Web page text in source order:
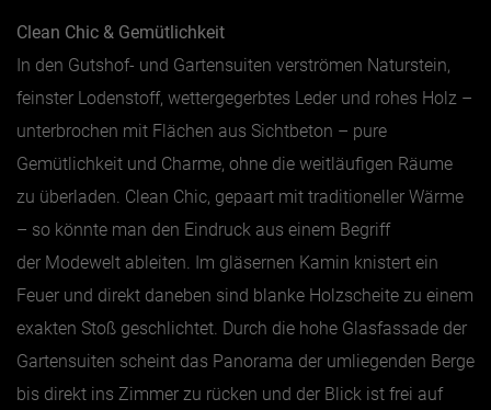
Clean Chic & Gemütlichkeit
In den Gutshof- und Gartensuiten verströmen Naturstein,
feinster Lodenstoff, wettergegerbtes Leder und rohes Holz –
unterbrochen mit Flächen aus Sichtbeton – pure
Gemütlichkeit und Charme, ohne die weitläufigen Räume
zu überladen. Clean Chic, gepaart mit traditioneller Wärme
– so könnte man den Eindruck aus einem Begriff
der Modewelt ableiten. Im gläsernen Kamin knistert ein
Feuer und direkt daneben sind blanke Holzscheite zu einem
exakten Stoß geschlichtet. Durch die hohe Glasfassade der
Gartensuiten scheint das Panorama der umliegenden Berge
bis direkt ins Zimmer zu rücken und der Blick ist frei auf